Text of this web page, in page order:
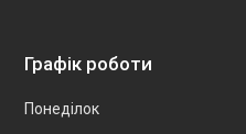
Графік роботи
Понеділок